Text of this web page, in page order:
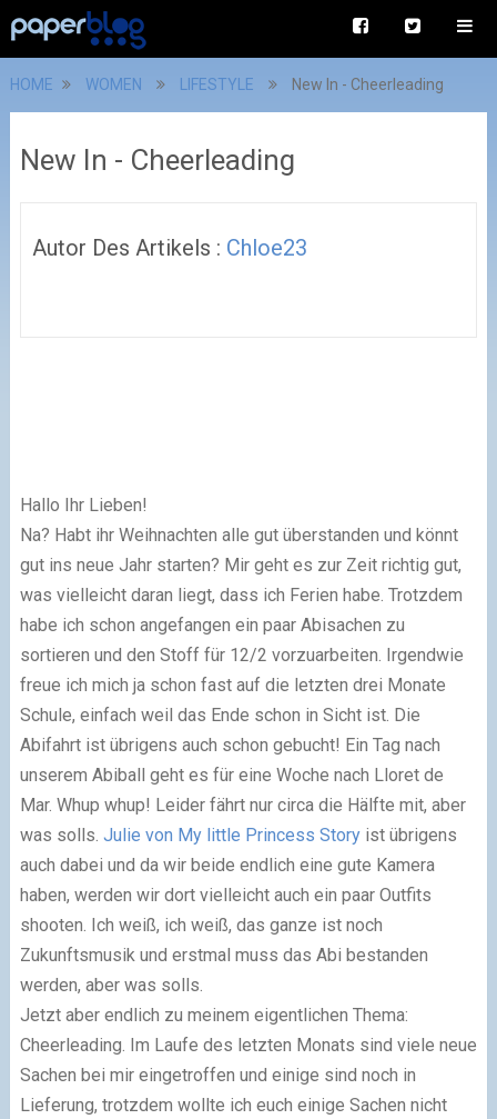
HOME WOMEN LIFESTYLE New In - Cheerleading
New In - Cheerleading
Autor Des Artikels : Chloe23
Hallo Ihr Lieben!
Na? Habt ihr Weihnachten alle gut überstanden und könnt
gut ins neue Jahr starten? Mir geht es zur Zeit richtig gut,
was vielleicht daran liegt, dass ich Ferien habe. Trotzdem
habe ich schon angefangen ein paar Abisachen zu
sortieren und den Stoff für 12/2 vorzuarbeiten. Irgendwie
freue ich mich ja schon fast auf die letzten drei Monate
Schule, einfach weil das Ende schon in Sicht ist. Die
Abifahrt ist übrigens auch schon gebucht! Ein Tag nach
unserem Abiball geht es für eine Woche nach Lloret de
Mar. Whup whup! Leider fährt nur circa die Hälfte mit, aber
was solls. Julie von My little Princess Storyist übrigens
auch dabei und da wir beide endlich eine gute Kamera
haben, werden wir dort vielleicht auch ein paar Outfits
shooten. Ich weiß, ich weiß, das ganze ist noch
Zukunftsmusik und erstmal muss das Abi bestanden
werden, aber was solls.
Jetzt aber endlich zu meinem eigentlichen Thema:
Cheerleading. Im Laufe des letzten Monats sind viele neue
Sachen bei mir eingetroffen und einige sind noch in
Lieferung, trotzdem wollte ich euch einige Sachen nicht